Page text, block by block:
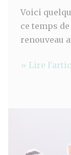
Voici
ce temps
renouveau
» Lire